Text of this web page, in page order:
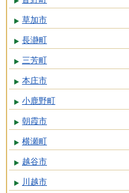
草加市
長瀞町
三芳町
本庄市
小鹿野町
朝霞市
横瀬町
越谷市
川越市